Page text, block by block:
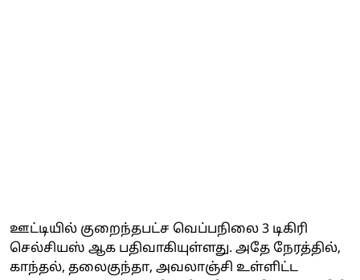
ஊட்டியில் குறைந்தபட்ச வெப்பநிலை 3 டிகிரி
செல்சியஸ் ஆக பதிவாகியுள்ளது. அதே நேரத்தில்,
காந்தல், தலைகுந்தா, அவலாஞ்சி உள்ளிட்ட